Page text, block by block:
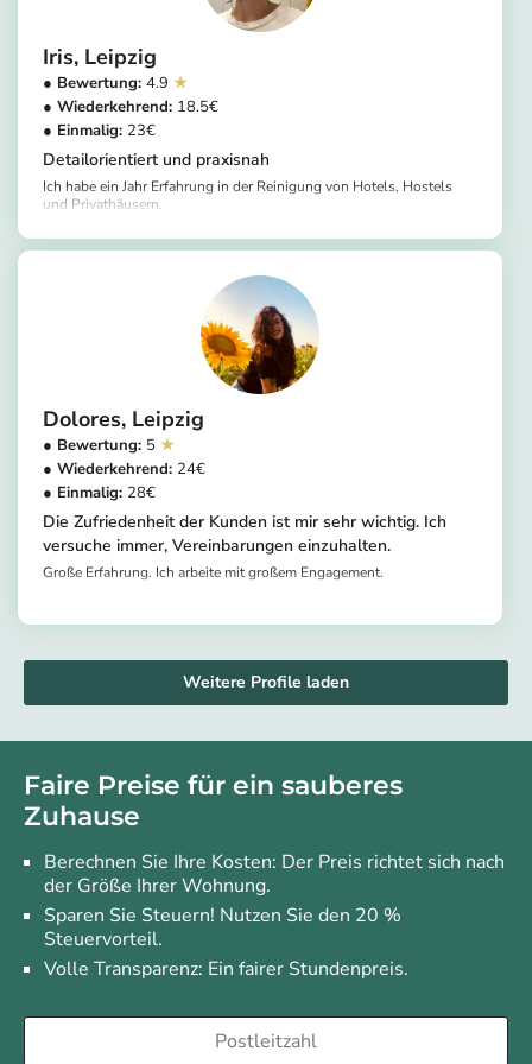
Iris Leipzig
4.9
18.5
23
Detailorientiert und praxisnah
Ich habe ein Jahr Erfahrung in der Reinigung von Hotels, Hostels
und Privathäusern.
Dolores Leipzig
5
24
28
Die Zufriedenheit der Kunden ist mir sehr wichtig. Ich
versuche immer, Vereinbarungen einzuhalten.
Große Erfahrung. Ich arbeite mit großem Engagement.
Weitere Profile laden
Faire Preise für ein sauberes
Zuhause
Berechnen Sie Ihre Kosten: Der Preis richtet sich nach
der Größe Ihrer Wohnung.
Sparen Sie Steuern! Nutzen Sie den 20 %
Steuervorteil.
Volle Transparenz: Ein fairer Stundenpreis.